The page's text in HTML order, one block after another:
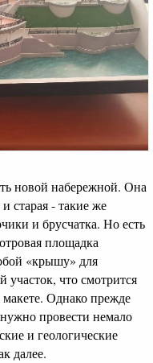
новой набережной. Она
старая - такие же
и брусчатка. Но есть
площадка
«крышу» для
участок, что смотрится
Однако прежде
провести немало
и геологические
далее.